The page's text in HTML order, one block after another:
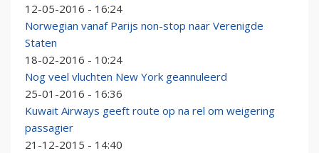
12-05-2016 - 16:24
Norwegian vanaf Parijs non-stop naar Verenigde
Staten
18-02-2016 - 10:24
Nog veel vluchten New York geannuleerd
25-01-2016 - 16:36
Kuwait Airways geeft route op na rel om weigering
passagier
21-12-2015 - 14:40